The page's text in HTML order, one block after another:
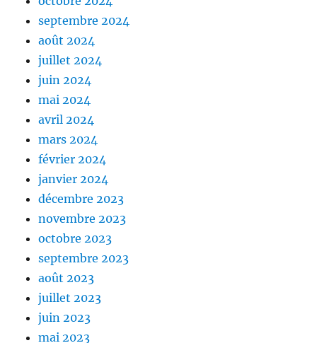
septembre 2024
août 2024
juillet 2024
juin 2024
mai 2024
avril 2024
mars 2024
février 2024
janvier 2024
décembre 2023
novembre 2023
octobre 2023
septembre 2023
août 2023
juillet 2023
juin 2023
mai 2023